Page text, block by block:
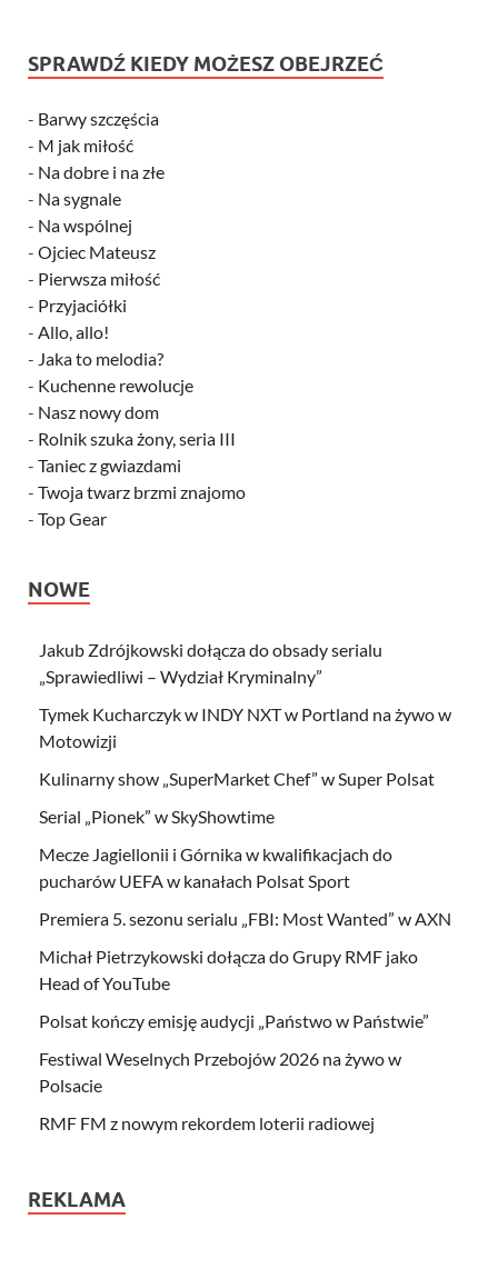
SPRAWDŹ KIEDY MOŻESZ OBEJRZEĆ
- Barwy szczęścia
- M jak miłość
- Na dobre i na złe
- Na sygnale
- Na wspólnej
- Ojciec Mateusz
- Pierwsza miłość
- Przyjaciółki
- Allo, allo!
- Jaka to melodia?
- Kuchenne rewolucje
- Nasz nowy dom
- Rolnik szuka żony, seria III
- Taniec z gwiazdami
- Twoja twarz brzmi znajomo
- Top Gear
NOWE
Jakub Zdrójkowski dołącza do obsady serialu
„Sprawiedliwi – Wydział Kryminalny”
Tymek Kucharczyk w INDY NXT w Portland na żywo w
Motowizji
Kulinarny show „SuperMarket Chef” w Super Polsat
Serial „Pionek” w SkyShowtime
Mecze Jagiellonii i Górnika w kwalifikacjach do
pucharów UEFA w kanałach Polsat Sport
Premiera 5. sezonu serialu „FBI: Most Wanted” w AXN
Michał Pietrzykowski dołącza do Grupy RMF jako
Head of YouTube
Polsat kończy emisję audycji „Państwo w Państwie”
Festiwal Weselnych Przebojów 2026 na żywo w
Polsacie
RMF FM z nowym rekordem loterii radiowej
REKLAMA